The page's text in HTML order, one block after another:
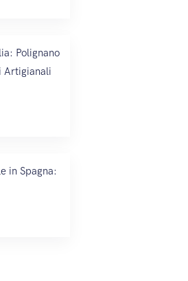
Polignano
Artigianali
in Spagna: